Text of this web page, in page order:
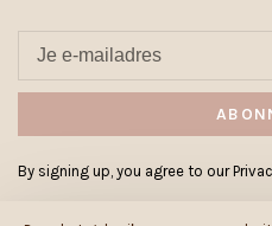
By signing up, you agree to our